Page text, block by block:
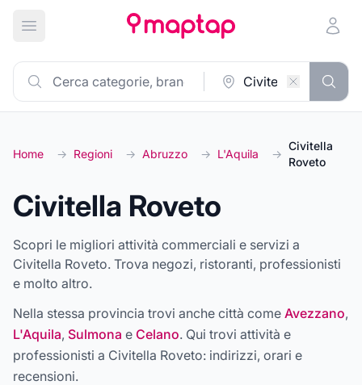
Apri menu principale
Home → Regioni → Abruzzo → L'Aquila →
Civitella
Roveto
Civitella Roveto
Scopri le migliori attività commerciali e servizi a
Civitella Roveto. Trova negozi, ristoranti, professionisti
e molto altro.
Nella stessa provincia trovi anche città come Avezzano,
L'Aquila, Sulmona e Celano. Qui trovi attività e
professionisti a Civitella Roveto: indirizzi, orari e
recensioni.